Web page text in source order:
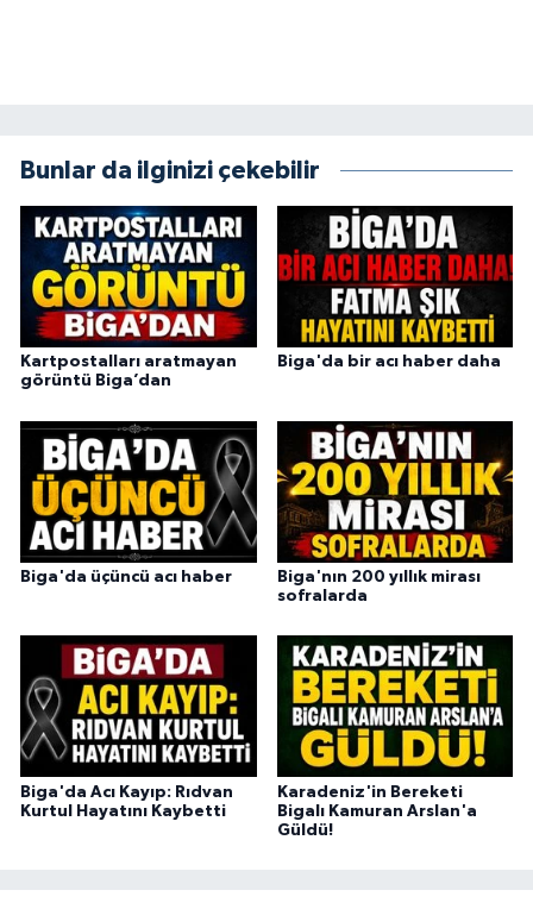
Bunlar da ilginizi çekebilir
Kartpostalları aratmayan
görüntü Biga’dan
Biga'da bir acı haber daha
Biga'da üçüncü acı haber
Biga'nın 200 yıllık mirası
sofralarda
Biga'da Acı Kayıp: Rıdvan
Kurtul Hayatını Kaybetti
Karadeniz'in Bereketi
Bigalı Kamuran Arslan'a
Güldü!